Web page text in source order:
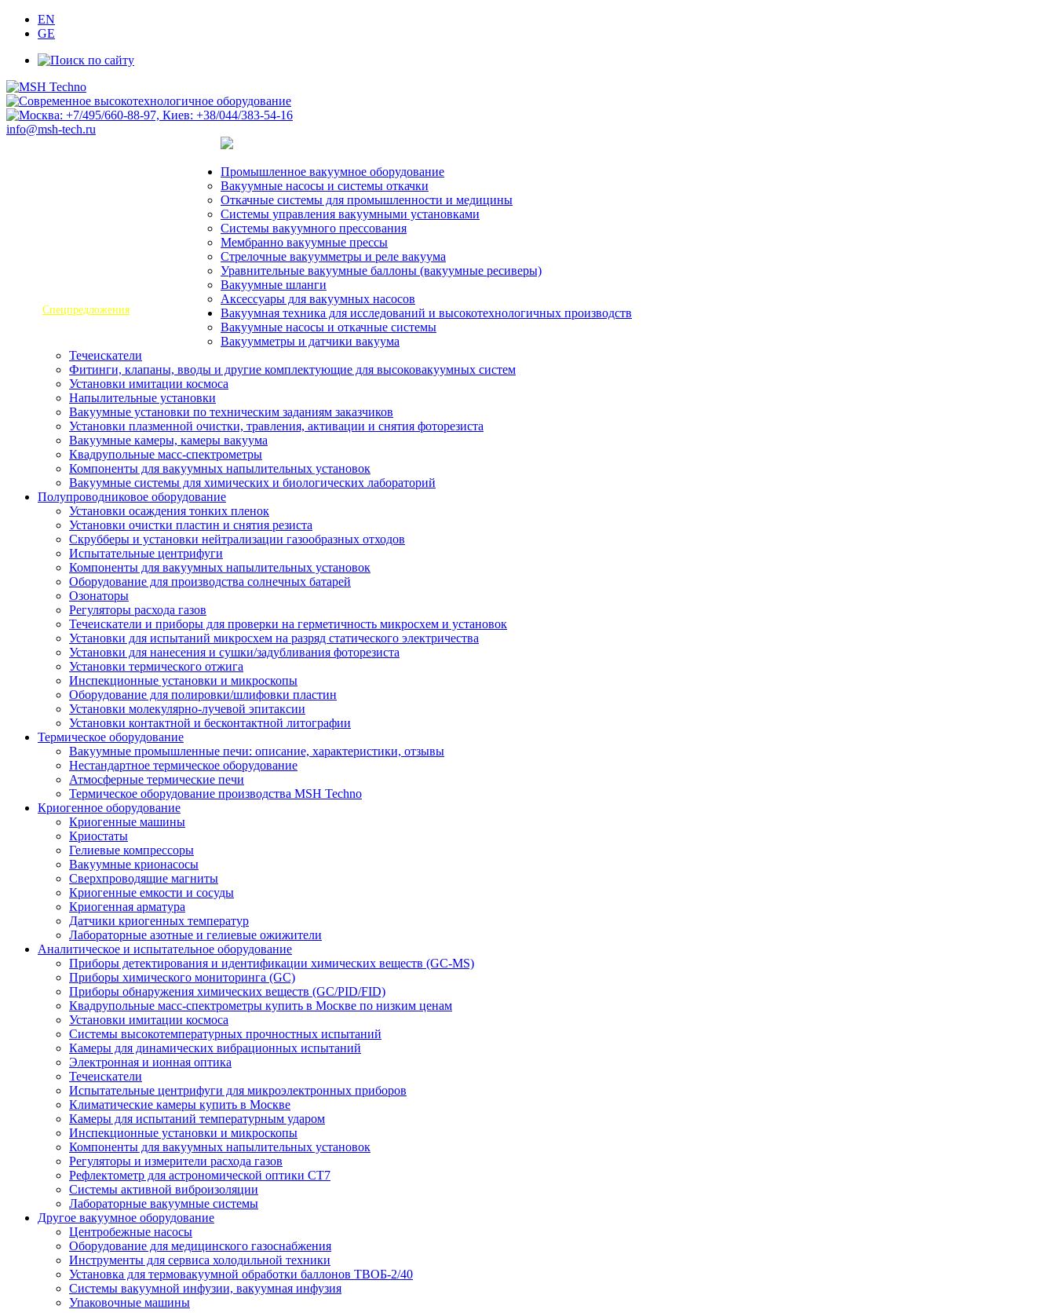
EN
GE
info@msh-tech.ru
Спецпредложения
Промышленное вакуумное оборудование
Вакуумные насосы и системы откачки
Откачные системы для промышленности и медицины
Системы управления вакуумными установками
Системы вакуумного прессования
Мембранно вакуумные прессы
Стрелочные вакуумметры и реле вакуума
Уравнительные вакуумные баллоны (вакуумные ресиверы)
Вакуумные шланги
Аксессуары для вакуумных насосов
Вакуумная техника для исследований и высокотехнологичных производств
Вакуумные насосы и откачные системы
Вакуумметры и датчики вакуума
Течеискатели
Фитинги, клапаны, вводы и другие комплектующие для высоковакуумных систем
Установки имитации космоса
Напылительные установки
Вакуумные установки по техническим заданиям заказчиков
Установки плазменной очистки, травления, активации и снятия фоторезиста
Вакуумные камеры, камеры вакуума
Квадрупольные масс-спектрометры
Компоненты для вакуумных напылительных установок
Вакуумные системы для химических и биологических лабораторий
Полупроводниковое оборудование
Установки осаждения тонких пленок
Установки очистки пластин и снятия резиста
Скрубберы и установки нейтрализации газообразных отходов
Испытательные центрифуги
Компоненты для вакуумных напылительных установок
Оборудование для производства солнечных батарей
Озонаторы
Регуляторы расхода газов
Течеискатели и приборы для проверки на герметичность микросхем и установок
Установки для испытаний микросхем на разряд статического электричества
Установки для нанесения и сушки/задубливания фоторезиста
Установки термического отжига
Инспекционные установки и микроскопы
Оборудование для полировки/шлифовки пластин
Установки молекулярно-лучевой эпитаксии
Установки контактной и бесконтактной литографии
Термическое оборудование
Вакуумные промышленные печи: описание, характеристики, отзывы
Нестандартное термическое оборудование
Атмосферные термические печи
Термическое оборудование производства MSH Techno
Криогенное оборудование
Криогенные машины
Криостаты
Гелиевые компрессоры
Вакуумные крионасосы
Сверхпроводящие магниты
Криогенные емкости и сосуды
Криогенная арматура
Датчики криогенных температур
Лабораторные азотные и гелиевые ожижители
Аналитическое и испытательное оборудование
Приборы детектирования и идентификации химических веществ (GC-MS)
Приборы химического мониторинга (GC)
Приборы обнаружения химических веществ (GC/PID/FID)
Квадрупольные масс-спектрометры купить в Москве по низким ценам
Установки имитации космоса
Системы высокотемпературных прочностных испытаний
Камеры для динамических вибрационных испытаний
Электронная и ионная оптика
Течеискатели
Испытательные центрифуги для микроэлектронных приборов
Климатические камеры купить в Москве
Камеры для испытаний температурным ударом
Инспекционные установки и микроскопы
Компоненты для вакуумных напылительных установок
Регуляторы и измерители расхода газов
Рефлектометр для астрономической оптики CT7
Системы активной виброизоляции
Лабораторные вакуумные системы
Другое вакуумное оборудование
Центробежные насосы
Оборудование для медицинского газоснабжения
Инструменты для сервиса холодильной техники
Установка для термовакуумной обработки баллонов ТВОБ-2/40
Системы вакуумной инфузии, вакуумная инфузия
Упаковочные машины